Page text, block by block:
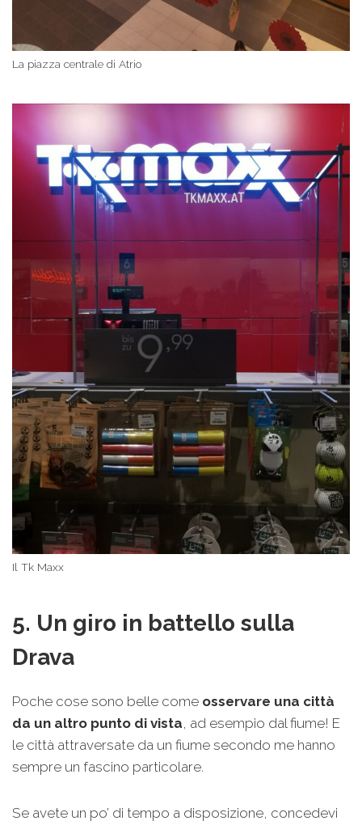
La piazza centrale di Atrio
Il Tk Maxx
5. Un giro in battello sulla
Drava
Poche cose sono belle come osservare una città
da un altro punto di vista, ad esempio dal fiume! E
le città attraversate da un fiume secondo me hanno
sempre un fascino particolare.
Se avete un po’ di tempo a disposizione, concedevi